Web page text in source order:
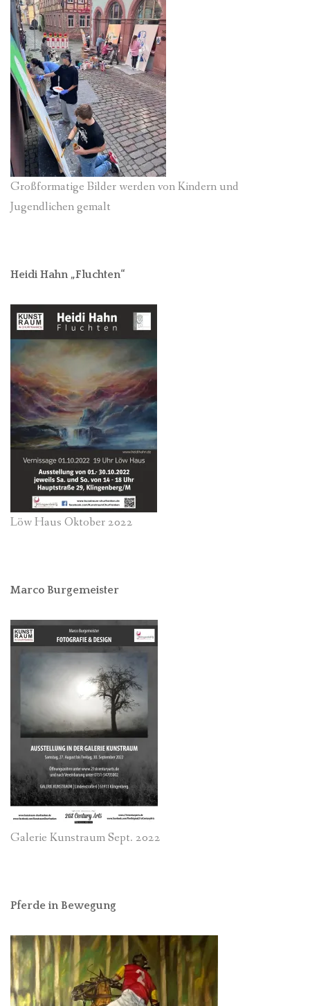
Großformatige Bilder werden von Kindern und
Jugendlichen gemalt
Heidi Hahn „Fluchten“
Löw Haus Oktober 2022
Marco Burgemeister
Galerie Kunstraum Sept. 2022
Pferde in Bewegung